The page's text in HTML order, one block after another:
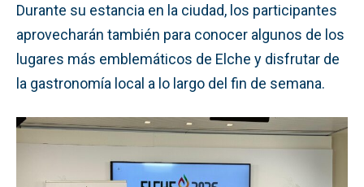
Durante su estancia en la ciudad, los participantes
aprovecharán también para conocer algunos de los
lugares más emblemáticos de Elche y disfrutar de
la gastronomía local a lo largo del fin de semana.